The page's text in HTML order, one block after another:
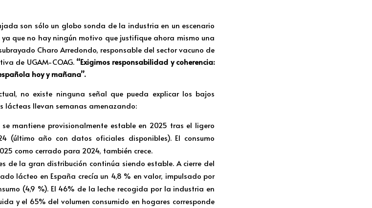
son sólo un globo sonda de la industria en un escenario
que no hay ningún motivo que justifique ahora mismo una
Charo Arredondo, responsable del sector vacuno de
de UGAM-COAG. “Exigimos responsabilidad y coherencia:
hoy y mañana”.
no existe ninguna señal que pueda explicar los bajos
lácteas llevan semanas amenazando:
mantiene provisionalmente estable en 2025 tras el ligero
(último año con datos oficiales disponibles). El consumo
como cerrado para 2024, también crece.
de la gran distribución continúa siendo estable. A cierre del
lácteo en España crecía un 4,8 % en valor, impulsado por
(4,9 %). El 46% de la leche recogida por la industria en
y el 65% del volumen consumido en hogares corresponde